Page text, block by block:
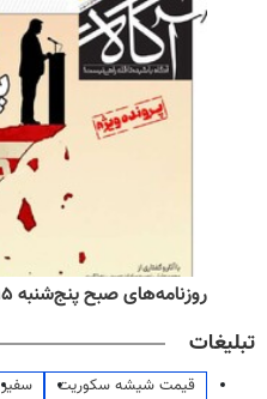
روزنامه‌های صبح پنج‌شنبه ۱۵ مرداد ۱۴۰۵
تبلیغات
قیمت شیشه سکوریت سفیر